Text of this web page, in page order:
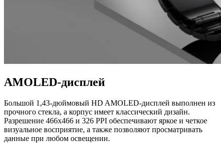
AMOLED-дисплей
Большой 1,43-дюймовый HD AMOLED-дисплей выполнен из
прочного стекла, а корпус имеет классический дизайн.
Разрешение 466x466 и 326 PPI обеспечивают яркое и четкое
визуальное восприятие, а также позволяют просматривать
данные при любом освещении.